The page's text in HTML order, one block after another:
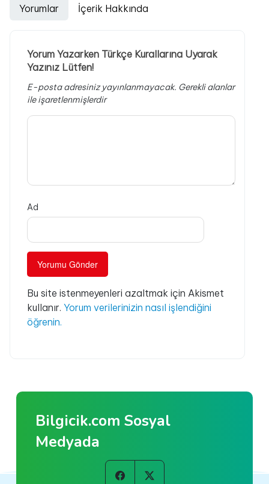
Yorumlar İçerik Hakkında
Yorum Yazarken Türkçe Kurallarına Uyarak
Yazınız Lütfen!
E-posta adresiniz yayınlanmayacak. Gerekli alanlar
ile işaretlenmişlerdir
Ad
Bu site istenmeyenleri azaltmak için Akismet
kullanır. Yorum verilerinizin nasıl işlendiğini
öğrenin.
Bilgicik.com Sosyal
Medyada